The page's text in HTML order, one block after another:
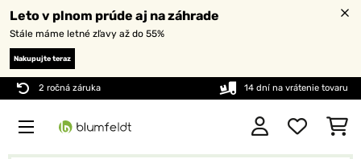
Leto v plnom prúde aj na záhrade
Stále máme letné zľavy až do 55%
Nakupujte teraz
2 ročná záruka 14 dní na vrátenie tovaru